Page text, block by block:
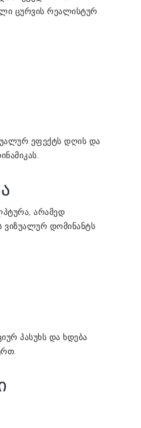
ცურვის რეალისტურ
ეფექტს დღის და
არამედ
ვიზუალურ დომინანტს
პასუხს და ხდება